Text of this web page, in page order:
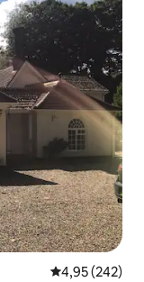
საშუალო
4,95 (242)